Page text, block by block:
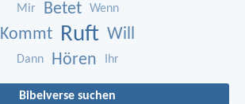
Mir Betet Wenn
Kommt Ruft Will
Dann Hören Ihr
Bibelverse suchen